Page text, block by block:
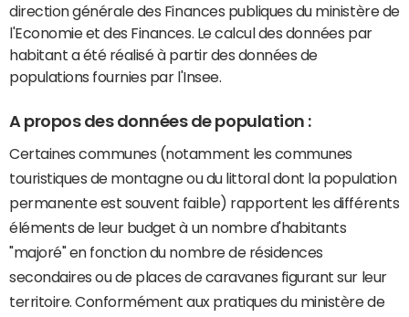
direction générale des Finances publiques du ministère de
l'Economie et des Finances. Le calcul des données par
habitant a été réalisé à partir des données de
populations fournies par l'Insee.
A propos des données de population :
Certaines communes (notamment les communes
touristiques de montagne ou du littoral dont la population
permanente est souvent faible) rapportent les différents
éléments de leur budget à un nombre d'habitants
"majoré" en fonction du nombre de résidences
secondaires ou de places de caravanes figurant sur leur
territoire. Conformément aux pratiques du ministère de